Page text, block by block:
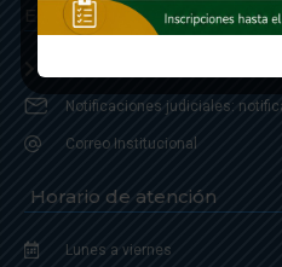
Enlaces
Notificaciones judiciales:
Correo Institucional
Horario de atención
Lunes a viernes